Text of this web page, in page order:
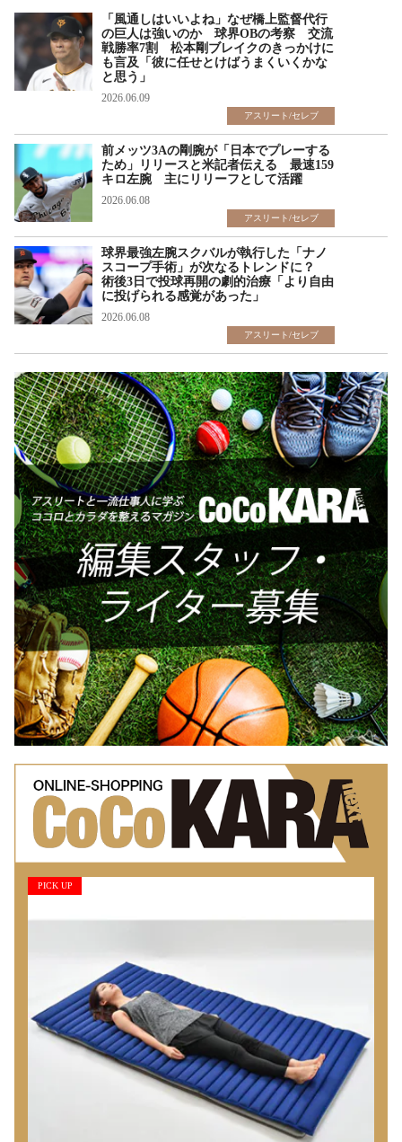
「風通しはいいよね」なぜ橋上監督代行
の巨人は強いのか 球界OBの考察 交流
戦勝率7割 松本剛ブレイクのきっかけに
も言及「彼に任せとけばうまくいくかな
と思う」
2026.06.09
アスリート/セレブ
前メッツ3Aの剛腕が「日本でプレーする
ため」リリースと米記者伝える 最速159
キロ左腕 主にリリーフとして活躍
2026.06.08
アスリート/セレブ
球界最強左腕スクバルが執行した「ナノ
スコープ手術」が次なるトレンドに？
術後3日で投球再開の劇的治療「より自由
に投げられる感覚があった」
2026.06.08
アスリート/セレブ
PICK UP